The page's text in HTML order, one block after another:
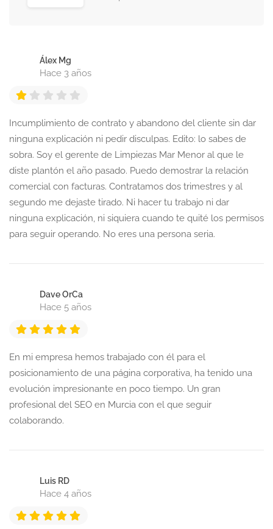
Álex Mg
Hace 3 años
Incumplimiento de contrato y abandono del cliente sin dar
ninguna explicación ni pedir disculpas. Edito: lo sabes de
sobra. Soy el gerente de Limpiezas Mar Menor al que le
diste plantón el año pasado. Puedo demostrar la relación
comercial con facturas. Contratamos dos trimestres y al
segundo me dejaste tirado. Ni hacer tu trabajo ni dar
ninguna explicación, ni siquiera cuando te quité los permisos
para seguir operando. No eres una persona seria.
Dave OrCa
Hace 5 años
En mi empresa hemos trabajado con él para el
posicionamiento de una página corporativa, ha tenido una
evolución impresionante en poco tiempo. Un gran
profesional del SEO en Murcia con el que seguir
colaborando.
Luis RD
Hace 4 años